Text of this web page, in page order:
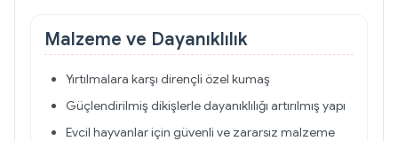
Malzeme ve Dayanıklılık
Yırtılmalara karşı dirençli özel kumaş
Güçlendirilmiş dikişlerle dayanıklılığı artırılmış yapı
Evcil hayvanlar için güvenli ve zararsız malzeme